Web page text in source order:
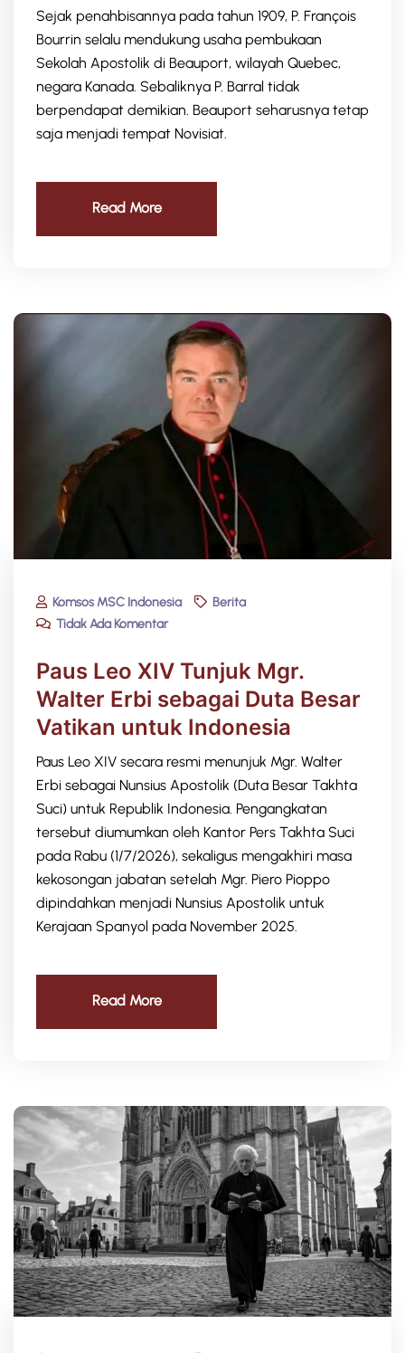
Sejak penahbisannya pada tahun 1909, P. François
Bourrin selalu mendukung usaha pembukaan
Sekolah Apostolik di Beauport, wilayah Quebec,
negara Kanada. Sebaliknya P. Barral tidak
berpendapat demikian. Beauport seharusnya tetap
saja menjadi tempat Novisiat.
Read More
Komsos MSC Indonesia
Berita
Tidak Ada Komentar
Paus Leo XIV Tunjuk Mgr.
Walter Erbi sebagai Duta Besar
Vatikan untuk Indonesia
Paus Leo XIV secara resmi menunjuk Mgr. Walter
Erbi sebagai Nunsius Apostolik (Duta Besar Takhta
Suci) untuk Republik Indonesia. Pengangkatan
tersebut diumumkan oleh Kantor Pers Takhta Suci
pada Rabu (1/7/2026), sekaligus mengakhiri masa
kekosongan jabatan setelah Mgr. Piero Pioppo
dipindahkan menjadi Nunsius Apostolik untuk
Kerajaan Spanyol pada November 2025.
Read More